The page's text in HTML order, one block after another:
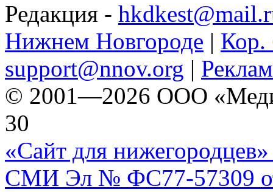
Редакция -
Нижнем Новгороде | Кор.
support@nnov.org |
© 2001—2026 ООО
30
«Сайт для нижегородцев»
СМИ Эл № ФС77-57309